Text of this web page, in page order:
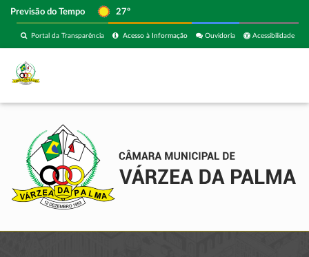
Previsão do Tempo 27º
Acessibilidade
Ouvidoria
Acesso à Informação
Portal da Transparência